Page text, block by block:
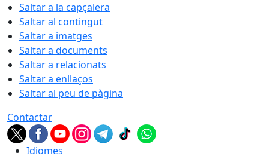
Saltar a la capçalera
Saltar al contingut
Saltar a imatges
Saltar a documents
Saltar a relacionats
Saltar a enllaços
Saltar al peu de pàgina
Contactar
Idiomes